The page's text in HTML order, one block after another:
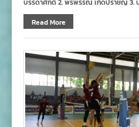
บรรดาศักดิ์ 2. พรพรรณ เกิดปราชญ์ 3.
Read More